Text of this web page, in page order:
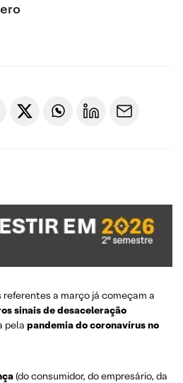
a março já começam a
sinais de desaceleração
pela pandemia do coronavírus no
(do consumidor, do empresário, da